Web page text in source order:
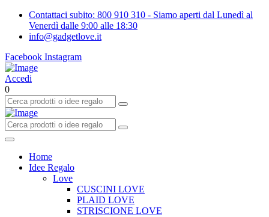
Contattaci subito: 800 910 310 - Siamo aperti dal Lunedì al
Venerdì dalle 9:00 alle 18:30
info@gadgetlove.it
Facebook Instagram
Accedi
0
Home
Idee Regalo
Love
CUSCINI LOVE
PLAID LOVE
STRISCIONE LOVE